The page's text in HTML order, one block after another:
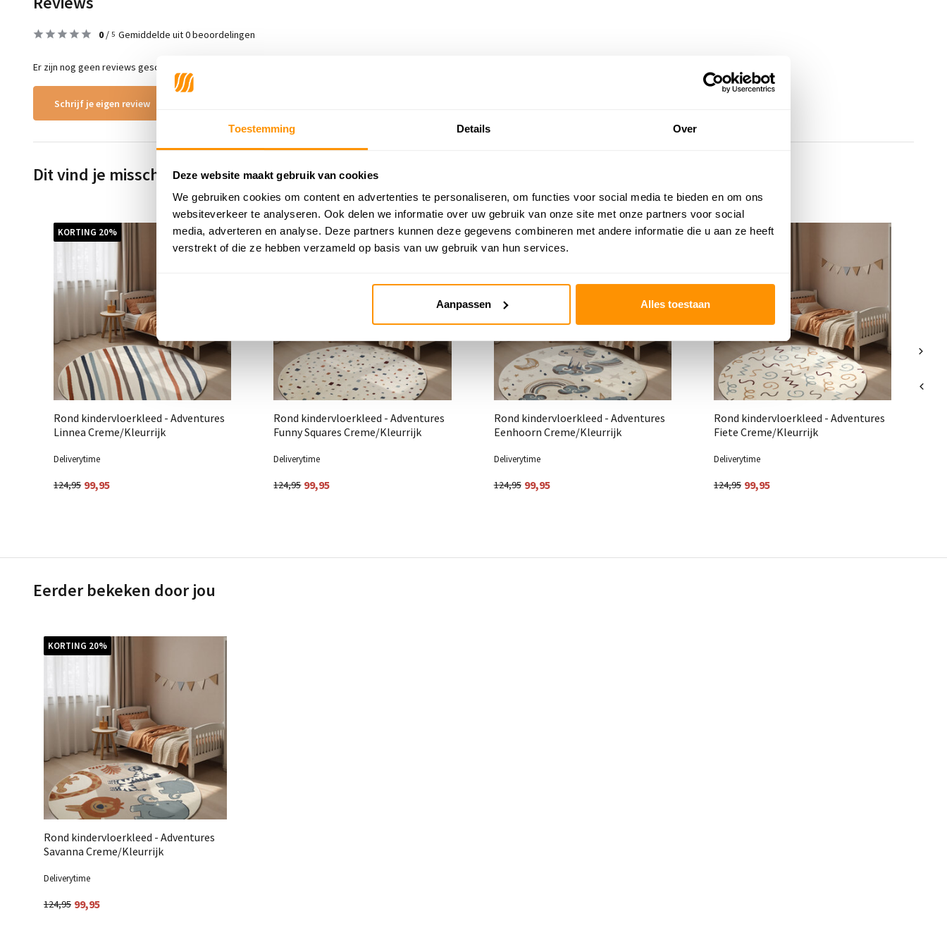
Toestemming Details Over
Deze website maakt gebruik van cookies
We gebruiken cookies om content en advertenties te personaliseren, om functies voor social media te bieden en om ons
websiteverkeer te analyseren. Ook delen we informatie over uw gebruik van onze site met onze partners voor social
media, adverteren en analyse. Deze partners kunnen deze gegevens combineren met andere informatie die u aan ze heeft
verstrekt of die ze hebben verzameld op basis van uw gebruik van hun services.
Aanpassen Alles toestaan
0 / 5 Gemiddelde uit 0 beoordelingen
Er zijn nog geen reviews geschreven over dit product..
Schrijf je eigen review
Dit vind je misschien ook leuk
KORTING 20%
Rond kindervloerkleed - Adventures
Linnea Creme/Kleurrijk
Deliverytime
124,95 99,95
KORTING 20%
Rond kindervloerkleed - Adventures
Funny Squares Creme/Kleurrijk
Deliverytime
124,95 99,95
KORTING 20%
Rond kindervloerkleed - Adventures
Eenhoorn Creme/Kleurrijk
Deliverytime
124,95 99,95
KORTING 20%
Rond kindervloerkleed - Adventures
Fiete Creme/Kleurrijk
Deliverytime
124,95 99,95
Eerder bekeken door jou
KORTING 20%
Rond kindervloerkleed - Adventures
Savanna Creme/Kleurrijk
Deliverytime
124,95 99,95